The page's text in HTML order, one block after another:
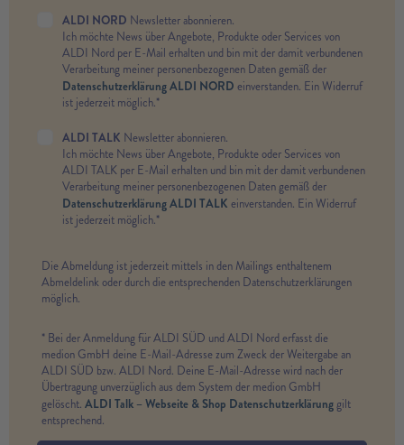
ALDI NORD Newsletter abonnieren.
Ich möchte News über Angebote, Produkte oder Services von
ALDI Nord per E-Mail erhalten und bin mit der damit verbundenen
Verarbeitung meiner personenbezogenen Daten gemäß der
Datenschutzerklärung ALDI NORD einverstanden. Ein Widerruf
ist jederzeit möglich.*
ALDI TALK Newsletter abonnieren.
Ich möchte News über Angebote, Produkte oder Services von
ALDI TALK per E-Mail erhalten und bin mit der damit verbundenen
Verarbeitung meiner personenbezogenen Daten gemäß der
Datenschutzerklärung ALDI TALK einverstanden. Ein Widerruf
ist jederzeit möglich.*
Die Abmeldung ist jederzeit mittels in den Mailings enthaltenem
Abmeldelink oder durch die entsprechenden Datenschutzerklärungen
möglich.
* Bei der Anmeldung für ALDI SÜD und ALDI Nord erfasst die
medion GmbH deine E-Mail-Adresse zum Zweck der Weitergabe an
ALDI SÜD bzw. ALDI Nord. Deine E-Mail-Adresse wird nach der
Übertragung unverzüglich aus dem System der medion GmbH
gelöscht. ALDI Talk – Webseite & Shop Datenschutzerklärunggilt
entsprechend.